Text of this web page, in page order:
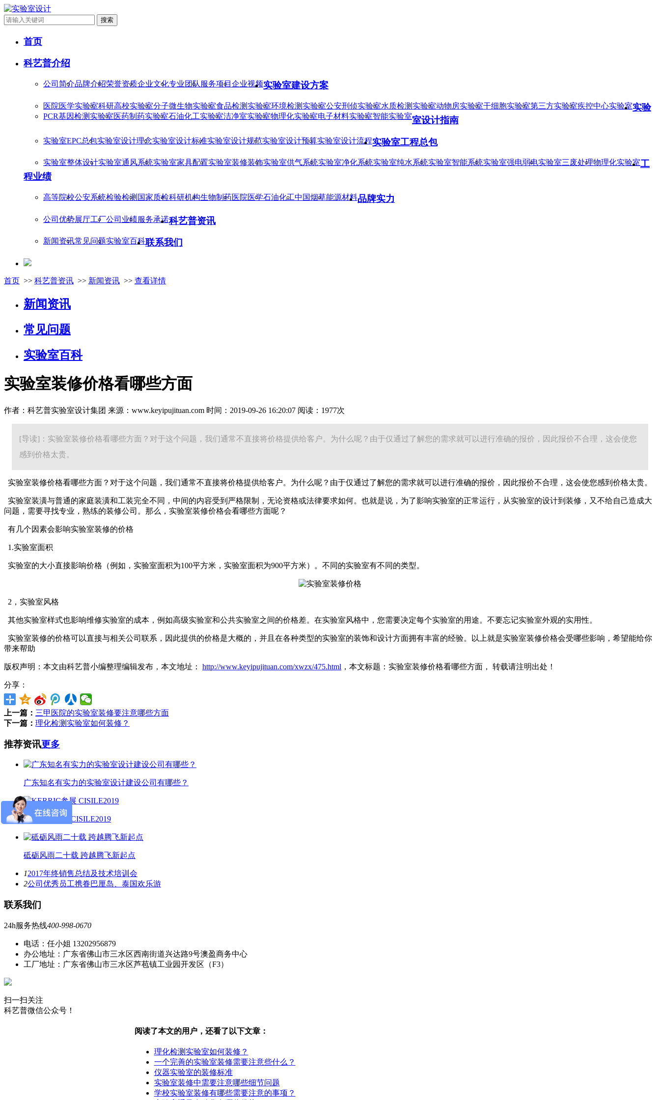
搜索
首页
科艺普介绍
公司简介品牌介绍荣誉资质企业文化专业团队 服务项目 企业视频实验室建设方案
医院医学实验室科研高校实验室分子微生物实验室食品检测实验室环境检测实验室公安刑侦实验室水质检测实验室动物房实验室干细胞实验室第三方实验室疾控中心实验室
PCR基因检测实验室医药制药实验室石油化工实验室洁净室实验室物理化实验室电子材料实验室智能实验室
实验
室设计指南
实验室EPC总包实验室设计理念实验室设计标准实验室设计规范实验室设计预算实验室设计流程实验室工程总包
实验室整体设计实验室通风系统实验室家具配置实验室装修装饰实验室供气系统实验室净化系统实验室纯水系统实验室智能系统实验室强电弱电实验室三废处理物理化实验室工
程业绩
高等院校公安系统检验检测 国家质检科研机构生物制药医院医学石油化工中国烟草能源材料品牌实力
公司优势展厅工厂公司业绩服务承诺科艺普资讯
新闻资讯常见问题实验室百科联系我们
首页 >> 科艺普资讯 >> 新闻资讯 >> 查看详情
新闻资讯
常见问题
实验室百科
实验室装修价格看哪些方面
作者：科艺普实验室设计集团 来源：www.keyipujituan.com 时间：2019-09-26 16:20:07 阅读：1977次
[导读]：实验室装修价格看哪些方面？对于这个问题，我们通常不直接将价格提供给客户。为什么呢？由于仅通过了解您的需求就可以进行准确的报价，因此报价不合理，这会使您
感到价格太贵。
实验室装修价格看哪些方面？对于这个问题，我们通常不直接将价格提供给客户。为什么呢？由于仅通过了解您的需求就可以进行准确的报价，因此报价不合理，这会使您感到价格太贵。
实验室装潢与普通的家庭装潢和工装完全不同，中间的内容受到严格限制，无论资格或法律要求如何。也就是说，为了影响实验室的正常运行，从实验室的设计到装修，又不给自己造成大
问题，需要寻找专业，熟练的装修公司。那么，实验室装修价格会看哪些方面呢？
有几个因素会影响实验室装修的价格
1.实验室面积
实验室的大小直接影响价格（例如，实验室面积为100平方米，实验室面积为900平方米）。不同的实验室有不同的类型。
2，实验室风格
其他实验室样式也影响维修实验室的成本，例如高级实验室和公共实验室之间的价格差。在实验室风格中，您需要决定每个实验室的用途。不要忘记实验室外观的实用性。
实验室装修的价格可以直接与相关公司联系，因此提供的价格是大概的，并且在各种类型的实验室的装饰和设计方面拥有丰富的经验。以上就是实验室装修价格会受哪些影响，希望能给你
带来帮助
版权声明：本文由科艺普小编整理编辑发布，本文地址： http://www.keyipujituan.com/xwzx/475.html ，本文标题：实验室装修价格看哪些方面， 转载请注明出处！
分享：
上一篇： 三甲医院的实验室装修要注意哪些方面
下一篇： 理化检测实验室如何装修？
推荐资讯更多
广东知名有实力的实验室设计建设公司有哪些？
KERRIC参展 CISILE2019
砥砺风雨二十载 跨越腾飞新起点
12017年终销售总结及技术培训会
2公司优秀员工携眷巴厘岛、泰国欢乐游
联系我们
24h服务热线400-998-0670
电话：任小姐 13202956879
办公地址：广东省佛山市三水区西南街道兴达路9号澳盈商务中心
工厂地址：广东省佛山市三水区芦苞镇工业园开发区（F3）
扫一扫关注
科艺普微信公众号！
阅读了本文的用户，还看了以下文章：
理化检测实验室如何装修？
一个完善的实验室装修需要注意些什么？
仪器实验室的装修标准
实验室装修中需要注意哪些细节问题
学校实验室装修有哪些需要注意的事项？